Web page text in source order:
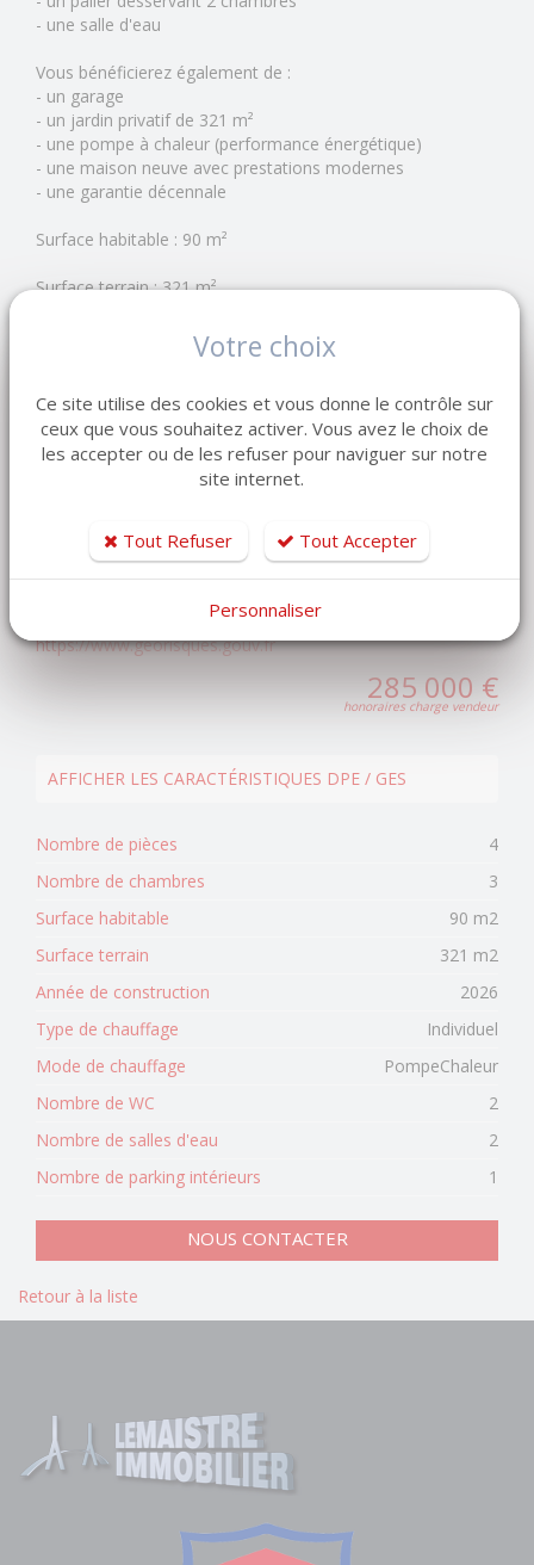
- une salle d'eau
Vous bénéficierez également de :
- un garage
- un jardin privatif de 321 m²
- une pompe à chaleur (performance énergétique)
- une maison neuve avec prestations modernes
- une garantie décennale
Surface habitable : 90 m²
Surface terrain : 321 m²
LEMAISTRE IMMOBILIER - Réseau de 7 agences en
Normandie
Depuis 1998, notre entreprise familiale accompagne
exposé sont disponibles sur le site Géorisques
https://www.georisques.gouv.fr
285 000 €
honoraires charge vendeur
AFFICHER LES CARACTÉRISTIQUES DPE / GES
Nombre de pièces
4
Nombre de chambres
3
Surface habitable
90 m2
Surface terrain
321 m2
Année de construction
2026
Type de chauffage
Individuel
Mode de chauffage
PompeChaleur
Nombre de WC
2
Nombre de salles d'eau
2
Nombre de parking intérieurs
1
NOUS CONTACTER
Retour à la liste
Votre choix
Ce site utilise des cookies et vous donne le contrôle sur
ceux que vous souhaitez activer. Vous avez le choix de
les accepter ou de les refuser pour naviguer sur notre
site internet.
Tout Refuser Tout Accepter
Personnaliser